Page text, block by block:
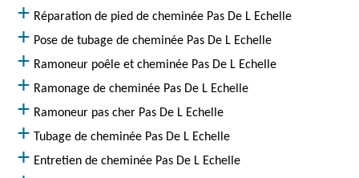
Réparation de pied de cheminée Pas De L Echelle
Pose de tubage de cheminée Pas De L Echelle
Ramoneur poêle et cheminée Pas De L Echelle
Ramonage de cheminée Pas De L Echelle
Ramoneur pas cher Pas De L Echelle
Tubage de cheminée Pas De L Echelle
Entretien de cheminée Pas De L Echelle